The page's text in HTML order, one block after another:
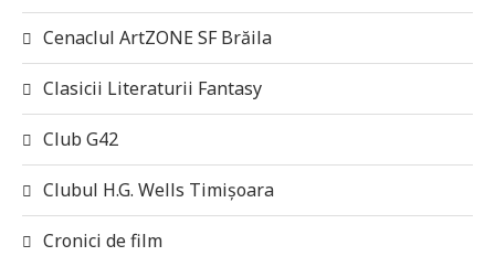
Cenaclul ArtZONE SF Brăila
Clasicii Literaturii Fantasy
Club G42
Clubul H.G. Wells Timișoara
Cronici de film